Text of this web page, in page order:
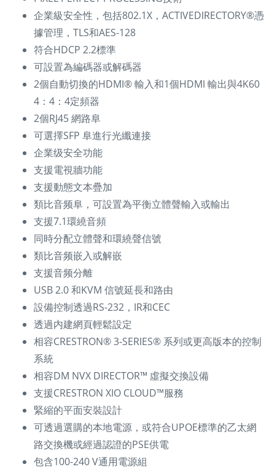
企業級安全性，包括802.1X，ACTIVEDIRECTORY®憑
據管理，TLS和AES-128
符合HDCP 2.2標準
可設置為編碼器或解碼器
2個自動切換的HDMI® 輸入和1個HDMI 輸出與4K60
4：4：4定頻器
2個RJ45 網路阜
可選擇SFP 阜進行光纖連接
企業级安全功能
支援電視牆功能
支援動態文本疊加
類比音频阜，可設置為平衡立體聲輸入或輸出
支援7.1環繞音頻
同時分配立體聲和環繞聲信號
類比音频嵌入或解嵌
支援音频分離
USB 2.0 和KVM 信號延長和路由
設備控制透過RS-232，IR和CEC
透過内建網頁輕鬆設定
相容CRESTRON® 3‑SERIES® 系列或更高版本的控制
系統
相容DM NVX DIRECTOR™ 虛擬交換設備
支援CRESTRON XIO CLOUD™服務
緊縮的平面安裝設計
可透過選購的本地電源，或符合UPOE標準的乙太網
路交換機或經過認證的PSE供電
包含100-240 V通用電源組